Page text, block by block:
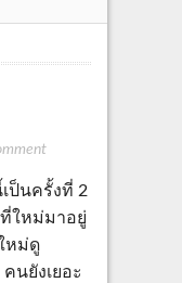
ป็นครั้งที่ 2
ใหม่มาอยู่
หม่ดู
นยังเยอะ